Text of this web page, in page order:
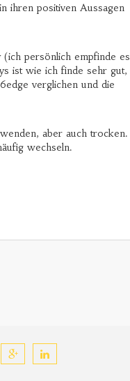
ihren positiven Aussagen
persönlich empfinde es
ist wie ich finde sehr gut,
verglichen und die
aber auch trocken.
wechseln.